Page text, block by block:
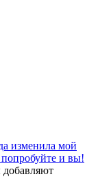
изменила мой
и вы!
добавляют